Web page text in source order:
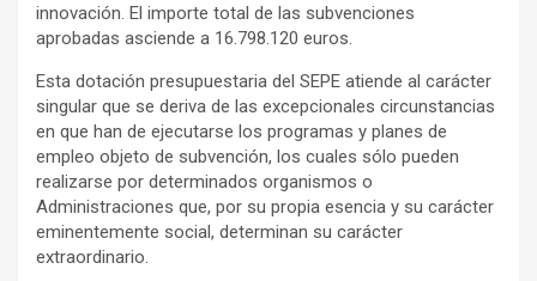
innovación. El importe total de las subvenciones
aprobadas asciende a 16.798.120 euros.
Esta dotación presupuestaria del SEPE atiende al carácter
singular que se deriva de las excepcionales circunstancias
en que han de ejecutarse los programas y planes de
empleo objeto de subvención, los cuales sólo pueden
realizarse por determinados organismos o
Administraciones que, por su propia esencia y su carácter
eminentemente social, determinan su carácter
extraordinario.